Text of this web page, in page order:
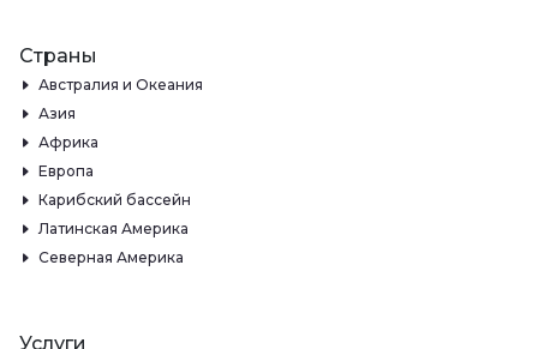
Страны
Австралия и Океания
Азия
Африка
Европа
Карибский бассейн
Латинская Америка
Северная Америка
Услуги